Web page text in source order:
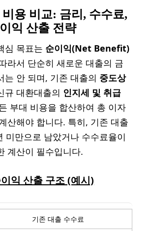
용 비교: 금리, 수수료,
익 산출 전략
심 목표는 순이익(Net Benefit)
라서 단순히 새로운 대출의 금
는 안 되며, 기존 대출의 중도상
규 대환대출의 인지세 및 취급
부대 비용을 합산하여 총 이자
산해야 합니다. 특히, 기존 대출
미만으로 남았거나 수수료율이
계산이 필수입니다.
익 산출 구조 (예시)
기존 대출 수수료